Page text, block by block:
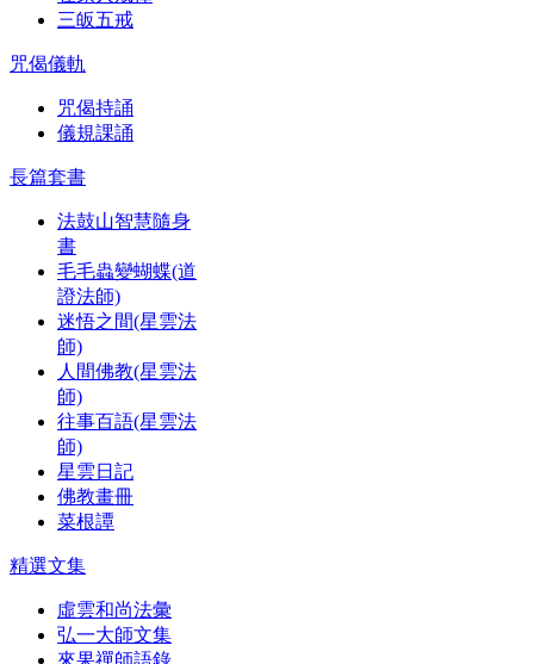
三皈五戒
咒偈儀軌
咒偈持誦
儀規課誦
長篇套書
法鼓山智慧隨身
書
毛毛蟲變蝴蝶(道
證法師)
迷悟之間(星雲法
師)
人間佛教(星雲法
師)
往事百語(星雲法
師)
星雲日記
佛教畫冊
菜根譚
精選文集
虛雲和尚法彙
弘一大師文集
來果禪師語錄